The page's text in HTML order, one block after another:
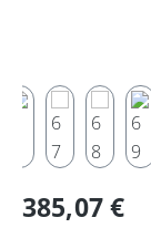
Regulärer Preis:
385,07 €